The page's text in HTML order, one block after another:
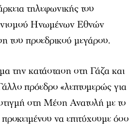
τηλεφωνικής του
Ηνωμένων Εθνών
προεδρικού μεγάρου.
την κατάσταση στη Γάζα και
πρόεδρο «λεπτομερώς για
στη Μέση Ανατολή με το
να επιτύχουμε όσο